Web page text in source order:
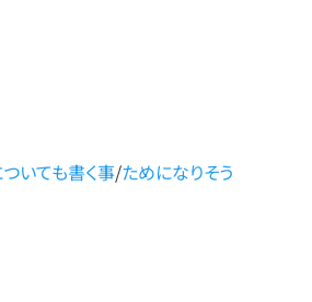
いても書く事/ためになりそう